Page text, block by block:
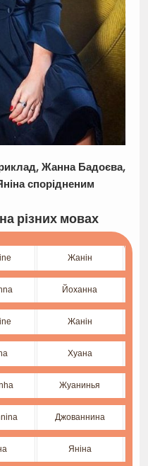
Жанна Бадоєва,
спорідненим
різних мовах
Жанін
Йоханна
Жанін
Хуана
Жуанинья
Джованнина
Яніна